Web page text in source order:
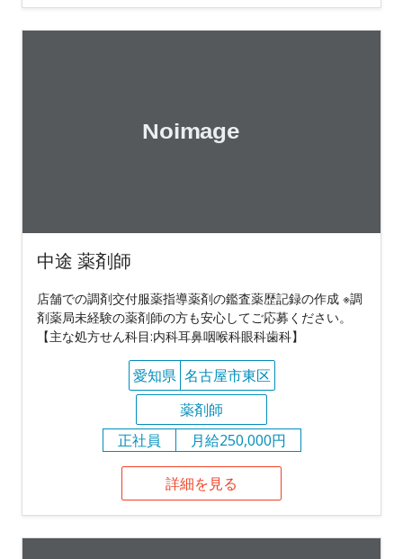
中途 薬剤師
店舗での調剤交付服薬指導薬剤の鑑査薬歴記録の作成 ※調
剤薬局未経験の薬剤師の方も安心してご応募ください。
【主な処方せん科目:内科耳鼻咽喉科眼科歯科】
愛知県 名古屋市東区
薬剤師
正社員
月給250,000円
詳細を見る